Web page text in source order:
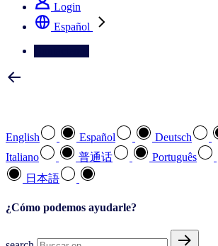
Login
Español
English Español Deutsch
Italiano
普通话 Português
日本語
¿Cómo podemos ayudarle?